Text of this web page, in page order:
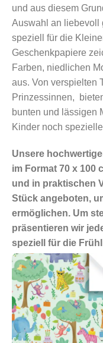
und aus diesem
Auswahl an liebevoll
speziell für die
Geschenkpapiere
Farben, niedlichen
aus. Von verspielten
Prinzessinnen,
bunten und lässigen
Kinder noch
Unsere
im Format 70 x 100
und in praktischen
Stück angeboten,
ermöglichen. Um
präsentieren wir
speziell für die